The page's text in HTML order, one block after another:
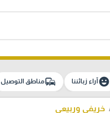
emoji_emotionsآراء زبائننا commuteمناطق التوصيل
خريفي وربيعي